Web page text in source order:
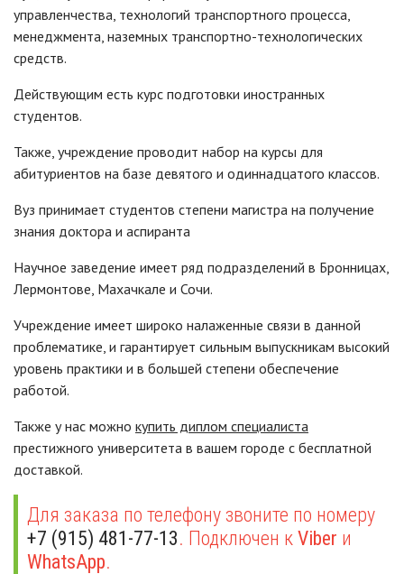
управленчества, технологий транспортного процесса,
менеджмента, наземных транспортно-технологических
средств.
Действующим есть курс подготовки иностранных
студентов.
Также, учреждение проводит набор на курсы для
абитуриентов на базе девятого и одиннадцатого классов.
Вуз принимает студентов степени магистра на получение
знания доктора и аспиранта
Научное заведение имеет ряд подразделений в Бронницах,
Лермонтове, Махачкале и Сочи.
Учреждение имеет широко налаженные связи в данной
проблематике, и гарантирует сильным выпускникам высокий
уровень практики и в большей степени обеспечение
работой.
Также у нас можно купить диплом специалиста
престижного университета в вашем городе с бесплатной
доставкой.
Для заказа по телефону звоните по номеру
+7 (915) 481-77-13. Подключен к Viber и
WhatsApp.